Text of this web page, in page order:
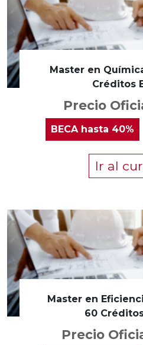
Master en
Créditos
Precio
BECAhasta 40%
Ir al
Master en
60 Créditos
Precio